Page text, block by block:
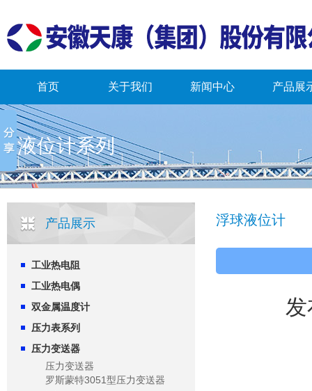
首页 关于我们 新闻中心 产品展
液位计系列
产品展示
工业热电阻
工业热电偶
双金属温度计
压力表系列
压力变送器
压力变送器
罗斯蒙特3051型压力变送器
浮球液位计